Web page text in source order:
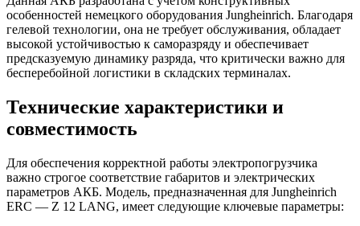
особенностей немецкого оборудования Jungheinrich. Благодаря
гелевой технологии, она не требует обслуживания, обладает
высокой устойчивостью к саморазряду и обеспечивает
предсказуемую динамику разряда, что критически важно для
бесперебойной логистики в складских терминалах.
Технические характеристики и
совместимость
Для обеспечения корректной работы электропогрузчика
важно строгое соответствие габаритов и электрических
параметров АКБ. Модель, предназначенная для Jungheinrich
ERC — Z 12 LANG, имеет следующие ключевые параметры: